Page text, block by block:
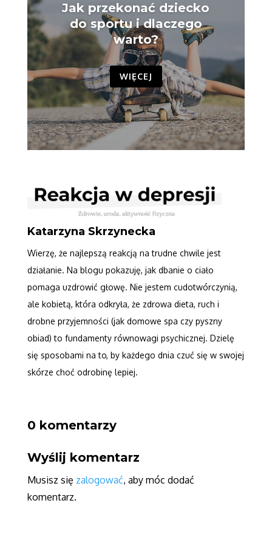
Jak przekonać dziecko
do sportu i dlaczego
warto?
WIĘCEJ
Katarzyna Skrzynecka
Wierzę, że najlepszą reakcją na trudne chwile jest
działanie. Na blogu pokazuję, jak dbanie o ciało
pomaga uzdrowić głowę. Nie jestem cudotwórczynią,
ale kobietą, która odkryła, że zdrowa dieta, ruch i
drobne przyjemności (jak domowe spa czy pyszny
obiad) to fundamenty równowagi psychicznej. Dzielę
się sposobami na to, by każdego dnia czuć się w swojej
skórze choć odrobinę lepiej.
0 komentarzy
Wyślij komentarz
Musisz się zalogować, aby móc dodać
komentarz.